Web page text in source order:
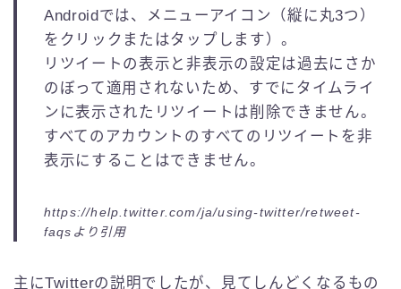
Androidでは、メニューアイコン（縦に丸3つ）
をクリックまたはタップします）。
リツイートの表示と非表示の設定は過去にさか
のぼって適用されないため、すでにタイムライ
ンに表示されたリツイートは削除できません。
すべてのアカウントのすべてのリツイートを非
表示にすることはできません。
https://help.twitter.com/ja/using-twitter/retweet-
faqsより引用
主にTwitterの説明でしたが、見てしんどくなるもの